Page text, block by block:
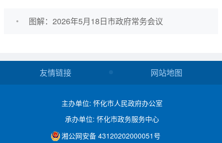
图解：2026年5月18日市政府常务会议
友情链接 网站地图
主办单位: 怀化市人民政府办公室
承办单位: 怀化市政务服务中心
湘公网安备 43120202000051号